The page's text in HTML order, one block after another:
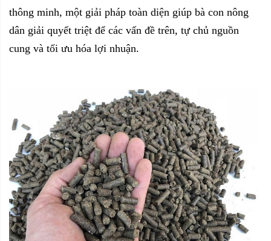
thông minh, một giải pháp toàn diện giúp bà con nông
dân giải quyết triệt để các vấn đề trên, tự chủ nguồn
cung và tối ưu hóa lợi nhuận.